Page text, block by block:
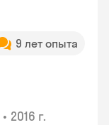
9 лет опыта
• 2016 г.